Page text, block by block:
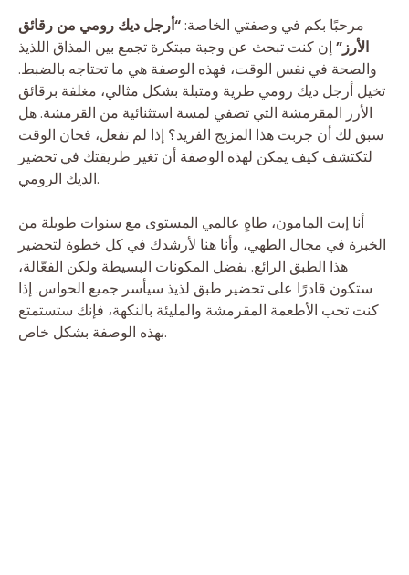
مرحبًا بكم في وصفتي الخاصة:“أرجل ديك رومي من رقائق
الأرز” إن كنت تبحث عن وجبة مبتكرة تجمع بين المذاق اللذيذ
والصحة في نفس الوقت، فهذه الوصفة هي ما تحتاجه بالضبط.
تخيل أرجل ديك رومي طرية ومتبلة بشكل مثالي، مغلفة برقائق
الأرز المقرمشة التي تضفي لمسة استثنائية من القرمشة. هل
سبق لك أن جربت هذا المزيج الفريد؟ إذا لم تفعل، فحان الوقت
لتكتشف كيف يمكن لهذه الوصفة أن تغير طريقتك في تحضير
الديك الرومي.
أنا إيت المامون، طاهٍ عالمي المستوى مع سنوات طويلة من
الخبرة في مجال الطهي، وأنا هنا لأرشدك في كل خطوة لتحضير
هذا الطبق الرائع. بفضل المكونات البسيطة ولكن الفعّالة،
ستكون قادرًا على تحضير طبق لذيذ سيأسر جميع الحواس. إذا
كنت تحب الأطعمة المقرمشة والمليئة بالنكهة، فإنك ستستمتع
بهذه الوصفة بشكل خاص.